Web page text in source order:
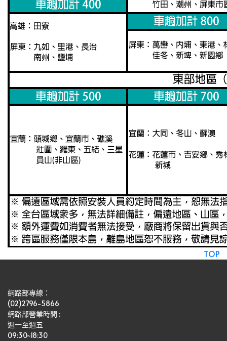
TOP
網路部專線：
(02)2796-5866
網路部營業時間 :
週一至週五
09:30~18:30